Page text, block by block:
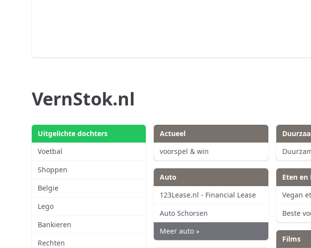
VernStok.nl
Uitgelichte dochters
Voetbal
Shoppen
Belgie
Lego
Bankieren
Rechten
Actueel
voorspel & win
Auto
123Lease.nl - Financial Lease
Auto Schorsen
Meer auto »
Eten en
Vegan
Beste
Films